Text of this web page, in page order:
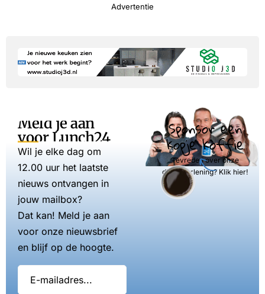
Advertentie
Meld je aan
voor Lunch24
Wil je elke dag om
12.00 uur het laatste
nieuws ontvangen in
jouw mailbox?
Dat kan! Meld je aan
voor onze nieuwsbrief
en blijf op de hoogte.
Sponsor een
kopje koffie
Tevreden over onze
dienstverlening? Klik hier!